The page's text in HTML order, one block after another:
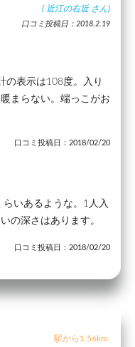
( 近江の右近 さん)
口コミ投稿日：2018.2.19
の表示は108度。入り
まらない。端っこがお
口コミ投稿日：2018/02/20
いあるような。1人入
の深さはあります。
口コミ投稿日：2018/02/20
駅から1.56km